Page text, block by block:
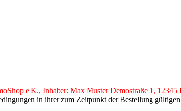
e.K., Inhaber: Max Muster Demostraße 1, 12345
in ihrer zum Zeitpunkt der Bestellung gültigen